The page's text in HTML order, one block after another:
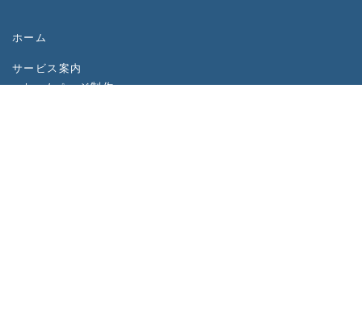
ホーム
サービス案内
-ホームページ制作